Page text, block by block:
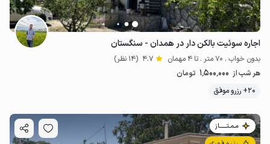
اجاره سوئیت بالکن دار در همدان - سنگستان
بدون خواب . 70 متر . تا 4 مهمان 4.7 (14 نظر)
هر شب از 1٬500٬000 تومان
20+ رزرو موفق
مـمـتــــــاز